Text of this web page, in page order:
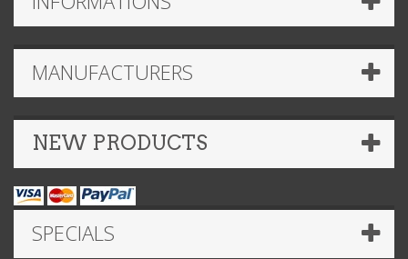
MANUFACTURERS
NEW PRODUCTS
SPECIALS